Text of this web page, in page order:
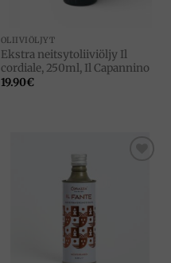
OLIIVIÖLJYT
Ekstra neitsytoliiviöljy Il
cordiale, 250ml, Il Capannino
19.90€